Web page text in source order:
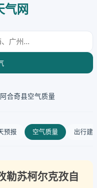
网
阿合奇县空气质量
预报 空气质量 出行建
苏柯尔克孜自